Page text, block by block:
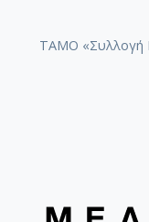
ΤΑΜΟ «Συλλογή